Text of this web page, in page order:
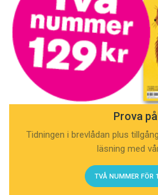
Prova
Tidningen i brevlådan plus
läsning med
TVÅ NUMMER FÖR